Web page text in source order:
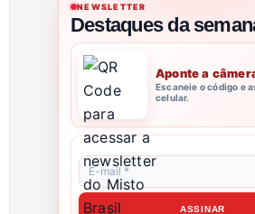
NEWSLETTER
Destaques da
Aponte a
Escaneie o código e
celular.